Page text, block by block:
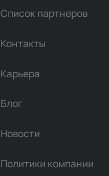
Список партнеров
Контакты
Карьера
Блог
Новости
Политики компании